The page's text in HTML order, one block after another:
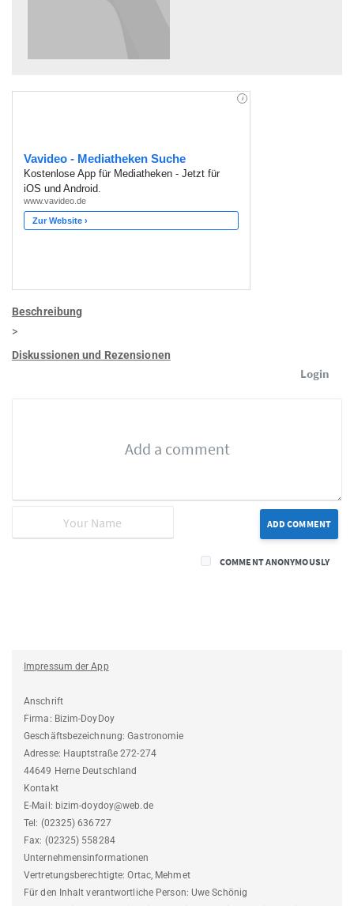
Beschreibung
>
Diskussionen und Rezensionen
Login
ADD COMMENT
COMMENT ANONYMOUSLY
Impressum der App
Anschrift
Firma: Bizim-DoyDoy
Geschäftsbezeichnung: Gastronomie
Adresse: Hauptstraße 272-274
44649 Herne Deutschland
Kontakt
E-Mail: bizim-doydoy@web.de
Tel: (02325) 636727
Fax: (02325) 558284
Unternehmensinformationen
Vertretungsberechtigte: Ortac, Mehmet
Für den Inhalt verantwortliche Person: Uwe Schönig